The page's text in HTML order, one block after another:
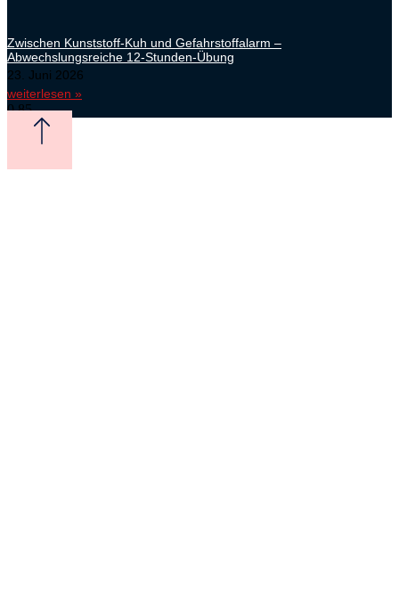
Zwischen Kunststoff-Kuh und Gefahrstoffalarm –
Abwechslungsreiche 12-Stunden-Übung
23. Juni 2026
weiterlesen »